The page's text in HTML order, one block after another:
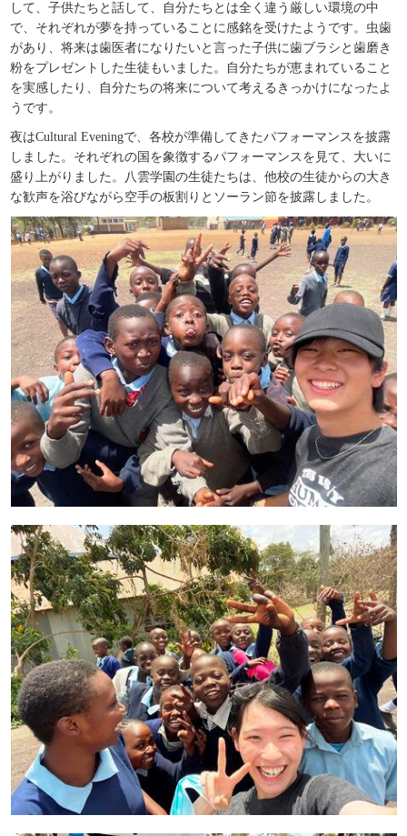
して、子供たちと話して、自分たちとは全く違う厳しい環境の中
で、それぞれが夢を持っていることに感銘を受けたようです。虫歯
があり、将来は歯医者になりたいと言った子供に歯ブラシと歯磨き
粉をプレゼントした生徒もいました。自分たちが恵まれていること
を実感したり、自分たちの将来について考えるきっかけになったよ
うです。
夜はCultural Eveningで、各校が準備してきたパフォーマンスを披露
しました。それぞれの国を象徴するパフォーマンスを見て、大いに
盛り上がりました。八雲学園の生徒たちは、他校の生徒からの大き
な歓声を浴びながら空手の板割りとソーラン節を披露しました。